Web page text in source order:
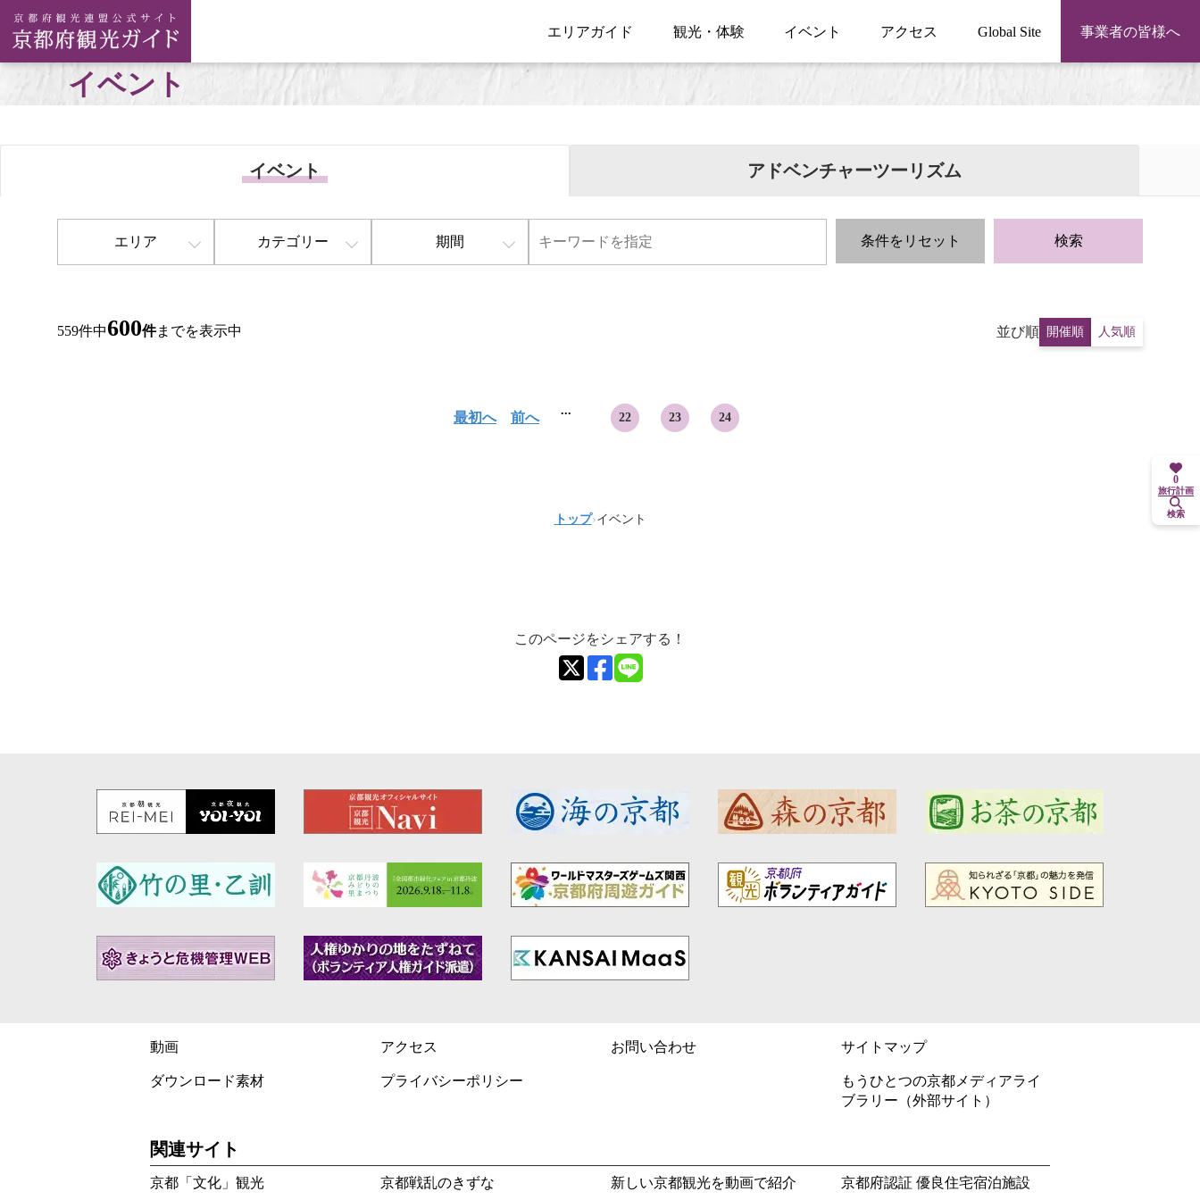
エリアガイド 観光・体験 イベント アクセス Global Site 事業者の皆様へ
イベント
イベント アドベンチャーツーリズム
エリア カテゴリー 期間 条件をリセット 検索
559件中600件までを表示中 並び順 開催順 人気順
最初へ 前へ ...
22 23 24
トップ›イベント
0
旅行計画
検索
このページをシェアする！
動画
ダウンロード素材
アクセス
プライバシーポリシー
お問い合わせ サイトマップ
もうひとつの京都メディアライ
ブラリー（外部サイト）
関連サイト
京都「文化」観光 京都戦乱のきずな 新しい京都観光を動画で紹介 京都府認証 優良住宅宿泊施設